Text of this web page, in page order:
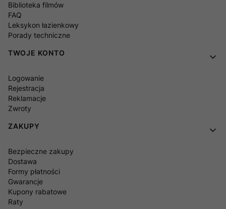
Biblioteka filmów
FAQ
Leksykon łazienkowy
Porady techniczne
TWOJE KONTO
Logowanie
Rejestracja
Reklamacje
Zwroty
ZAKUPY
Bezpieczne zakupy
Dostawa
Formy płatności
Gwarancje
Kupony rabatowe
Raty